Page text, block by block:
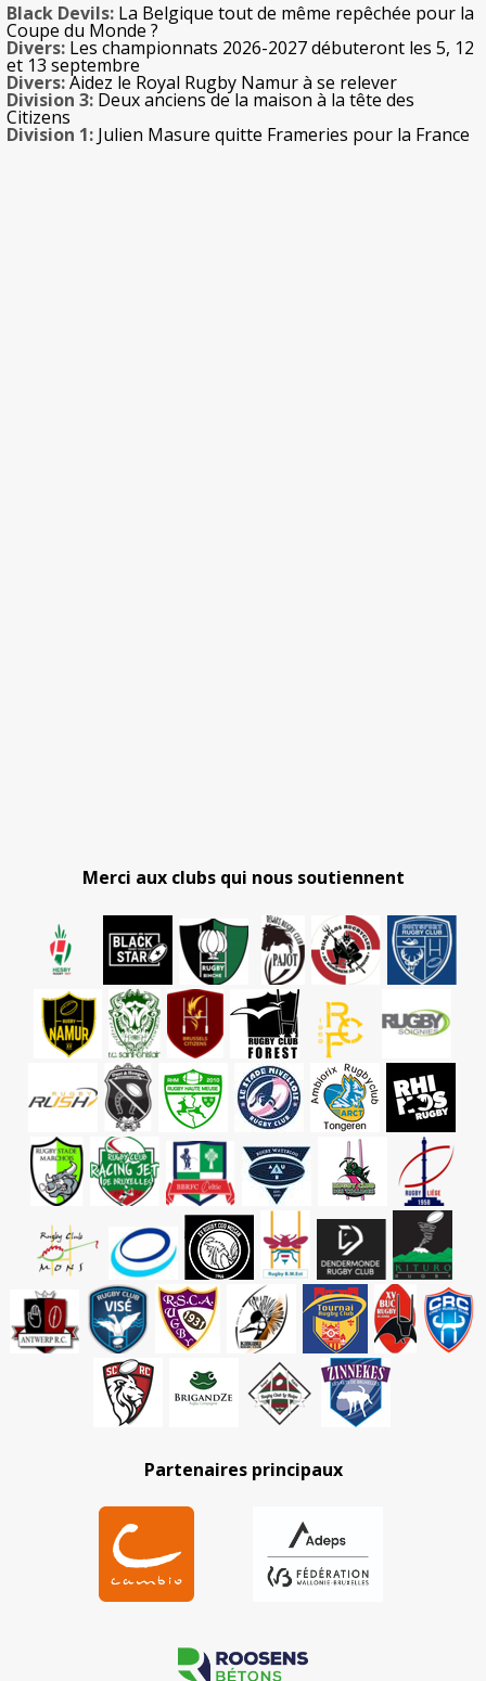
Black Devils: La Belgique tout de même repêchée pour la
Coupe du Monde ?
Divers: Les championnats 2026-2027 débuteront les 5, 12
et 13 septembre
Divers:Aidez le Royal Rugby Namur à se relever
Division 3: Deux anciens de la maison à la tête des
Citizens
Division 1: Julien Masure quitte Frameries pour la France
Merci aux clubs qui nous soutiennent
Partenaires principaux